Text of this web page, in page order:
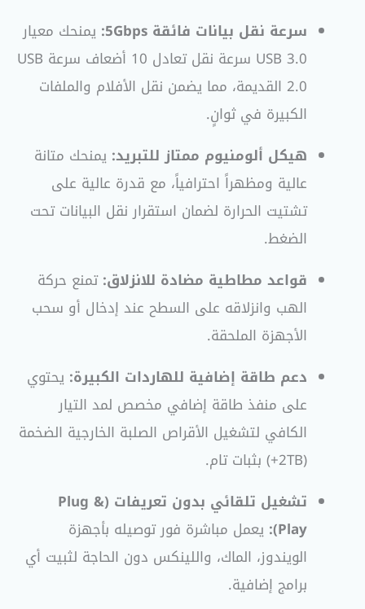
سرعة نقل بيانات فائقة 5Gbps:
يمنحك معيار
USB 3.0 سرعة نقل تعادل 10 أضعاف سرعة USB
2.0 القديمة، مما يضمن نقل الأفلام والملفات
الكبيرة في ثوانٍ.
هيكل ألومنيوم ممتاز للتبريد: يمنحك متانة
عالية ومظهراً احترافياً، مع قدرة عالية على
تشتيت الحرارة لضمان استقرار نقل البيانات تحت
الضغط.
قواعد مطاطية مضادة للانزلاق:تمنع حركة
الهب وانزلاقه على السطح عند إدخال أو سحب
الأجهزة الملحقة.
دعم طاقة إضافية للهاردات الكبيرة: يحتوي
على منفذ طاقة إضافي مخصص لمد التيار
الكافي لتشغيل الأقراص الصلبة الخارجية الضخمة
(2TB+) بثبات تام.
تشغيل تلقائي بدون تعريفات (Plug &
Play): يعمل مباشرة فور توصيله بأجهزة
الويندوز، الماك، واللينكس دون الحاجة لثبيت أي
برامج إضافية.